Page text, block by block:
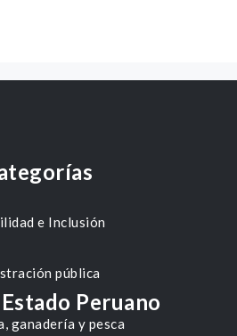
e Inclusión
pública
ganadería y pesca
Peruano